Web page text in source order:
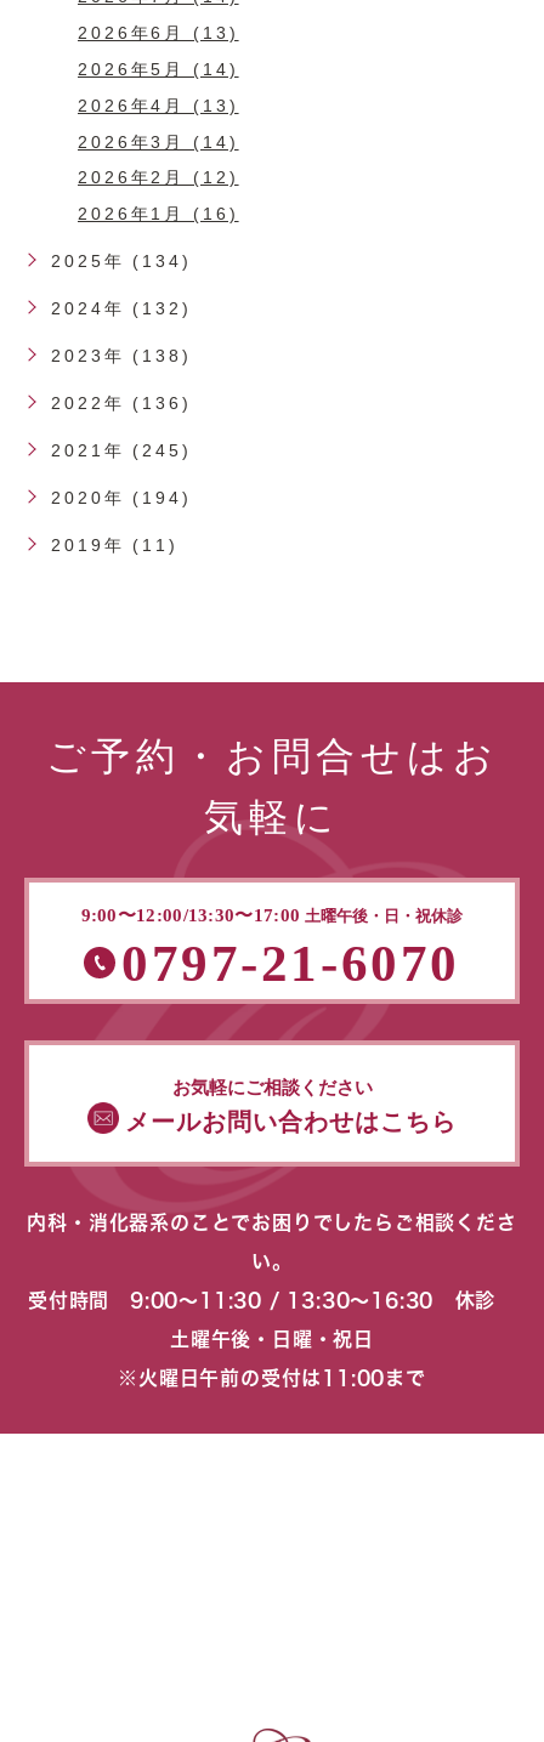
2026年6月 (13)
2026年5月 (14)
2026年4月 (13)
2026年3月 (14)
2026年2月 (12)
2026年1月 (16)
2025年 (134)
2024年 (132)
2023年 (138)
2022年 (136)
2021年 (245)
2020年 (194)
2019年 (11)
ご予約・お問合せはお
気軽に
9:00〜12:00/13:30〜17:00 土曜午後・日・祝休診
0797-21-6070
お気軽にご相談ください
メールお問い合わせはこちら
内科・消化器系のことでお困りでしたらご相談くださ
い。
受付時間 9:00〜11:30 / 13:30〜16:30 休診
土曜午後・日曜・祝日
※火曜日午前の受付は11:00まで